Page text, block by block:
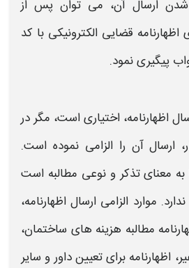
شدن ارسال آن، می توان پس از
اظهارنامه قضایی الکترونیکی با کد
پیگیرینمود.
اظهارنامه، اختیاری است، مگر در
ارسال آن را الزامی نموده است.
به معنای تذکر و نوعی مطالبه است
موارد الزامی ارسال اظهارنامه،
مطالبه هزینه های ساختمان،
اظهارنامه برای تعیین داور و سایر